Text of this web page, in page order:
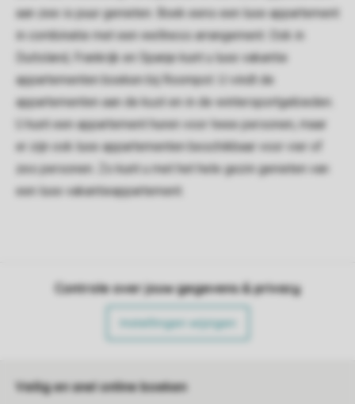
aan zee is puur genieten. Boek eens een luxe appartement
in combinatie met een wellness arrangement. Ook in
Duitsland, Frankrijk en Spanje kunt u luxe vakantie
appartementen boeken bij Roompot. U vindt de
appartementen aan de kust en in de wintersportgebieden.
U kunt een appartement huren voor twee personen, maar
er zijn ook luxe appartementen beschikbaar voor vier of
zes personen. Zo kunt u met het hele gezin genieten van
een luxe vakantieappartement.
Controle over jouw gegevens & privacy
Instellingen wijzigen
Veilig en snel online boeken